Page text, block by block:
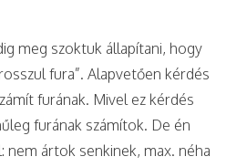
meg szoktuk állapítani, hogy
fura”. Alapvetően kérdés
furának. Mivel ez kérdés
furának számítok. De én
nem ártok senkinek, max. néha